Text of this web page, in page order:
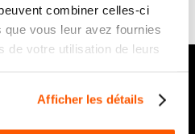
combiner celles-ci
vous leur avez fournies
de votre utilisation de leurs
Afficher les détails
avec les promos du